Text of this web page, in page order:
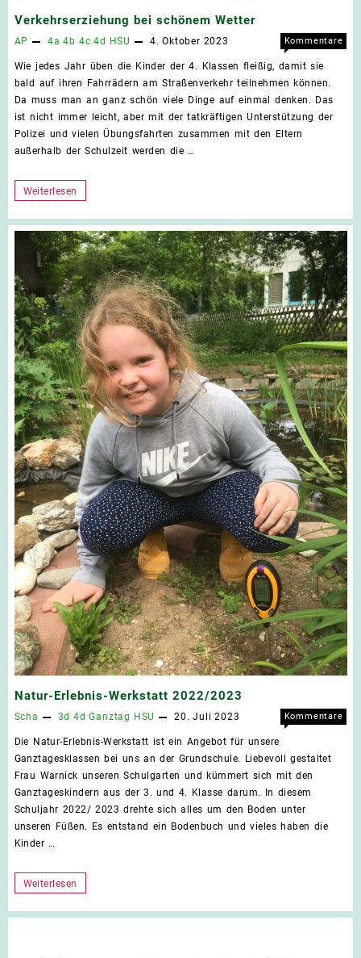
Verkehrserziehung bei schönem Wetter
AP 4a 4b 4c 4d HSU 4. Oktober 2023
Kommentare
Wie jedes Jahr üben die Kinder der 4. Klassen fleißig, damit sie
bald auf ihren Fahrrädern am Straßenverkehr teilnehmen können.
Da muss man an ganz schön viele Dinge auf einmal denken. Das
ist nicht immer leicht, aber mit der tatkräftigen Unterstützung der
Polizei und vielen Übungsfahrten zusammen mit den Eltern
außerhalb der Schulzeit werden die …
Verkehrserziehung
schönem
Wetter
Weiterlesen
Natur-Erlebnis-Werkstatt 2022/2023
Scha 3d 4d Ganztag HSU 20. Juli 2023
Kommentare
Die Natur-Erlebnis-Werkstatt ist ein Angebot für unsere
Ganztagesklassen bei uns an der Grundschule. Liebevoll gestaltet
Frau Warnick unseren Schulgarten und kümmert sich mit den
Ganztageskindern aus der 3. und 4. Klasse darum. In diesem
Schuljahr 2022/ 2023 drehte sich alles um den Boden unter
unseren Füßen. Es entstand ein Bodenbuch und vieles haben die
Kinder …
Natur-
Weiterlesen